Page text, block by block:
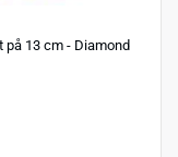
på 13 cm - Diamond